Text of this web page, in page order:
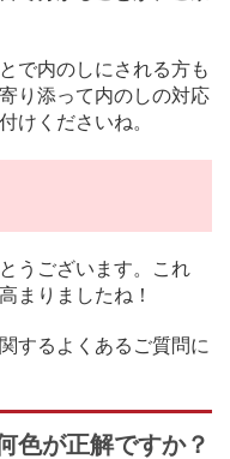
で内のしにされる方も
り添って内のしの対応
けくださいね。
うございます。これ
まりましたね！
するよくあるご質問に
色が正解ですか？